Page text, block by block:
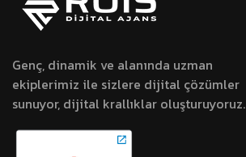
Genç, dinamik ve alanında uzman
ekiplerimiz ile sizlere dijital çözümler
sunuyor, dijital krallıklar oluşturuyoruz.